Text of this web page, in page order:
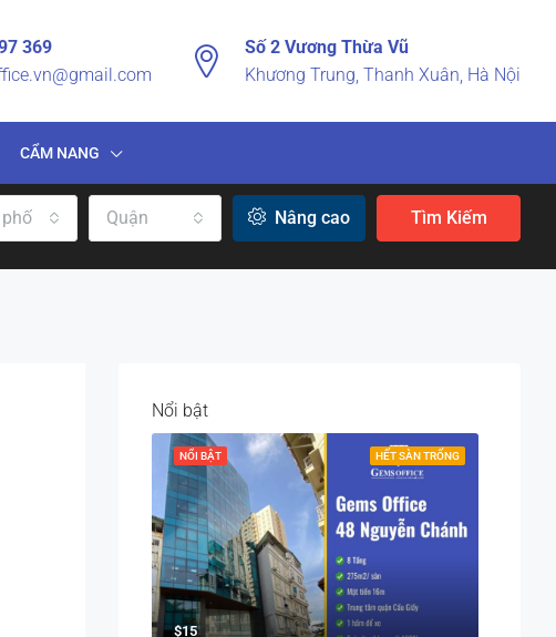
369
Số 2 Vương Thừa Vũ
Khương Trung, Thanh Xuân, Hà Nội
CẨM NANG
Quận Nâng cao Tìm Kiếm
Nổi bật
HẾT SÀN TRỐNG
NỔI BẬT
$15